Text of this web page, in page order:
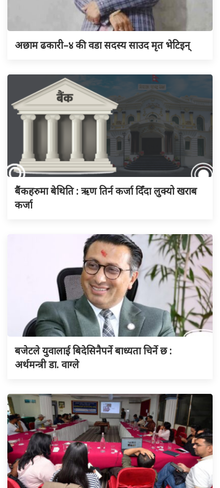
अछाम ढकारी–४ की वडा सदस्य साउद मृत भेटिइन्
बैंकहरुमा बेथिति : ऋण तिर्न कर्जा दिँदा लुक्यो खराब
कर्जा
बजेटले युवालाई बिदेसिनैपर्ने बाध्यता चिर्ने छ :
अर्थमन्त्री डा. वाग्ले